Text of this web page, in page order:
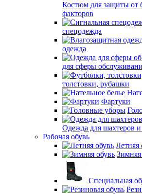
Костюм для защиты от
факторов
спецодежда
одежда
для сферы
толстовки, рубашки
Фартуки
Одежда для шахтеров и
Рабочая обувь
Летняя
Зимняя
Специальная